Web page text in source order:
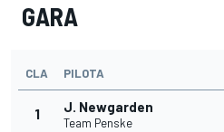
GARA
CLA PILOTA
1 J. Newgarden
Team Penske